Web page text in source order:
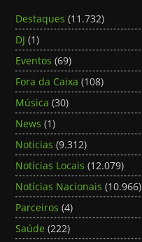
Destaques (11.732)
DJ (1)
Eventos (69)
Fora da Caixa (108)
Música (30)
News (1)
Noticias (9.312)
Notícias Locais (12.079)
Notícias Nacionais (10.966)
Parceiros (4)
Saúde (222)